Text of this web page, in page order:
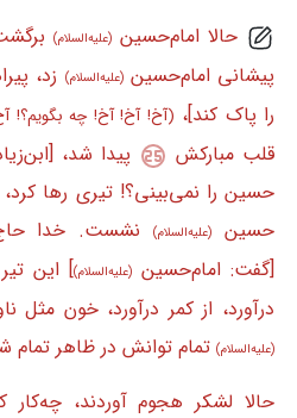
حالا امام‌حسین (علیه‌السلام)
پیشانی امام‌حسین(علیه‌السلام) زد،
را پاک کند]، (آخ! آخ! آخ! چه بگویم؟!
قلب مبارکش
پیدا شد،
حسین را نمی‌بینی؟! تیری رها
حسین
(علیه‌السلام)نشست. خدا
[گفت: امام‌حسین(علیه‌السلام)] این
درآورد، از کمر درآورد، خون مثل
(علیه‌السلام) تمام توانش در ظاهر تمام
حالا لشکر هجوم آوردند،